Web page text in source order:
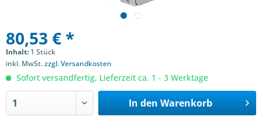
80,53 € *
Inhalt: 1 Stück
inkl. MwSt.zzgl. Versandkosten
Sofort versandfertig, Lieferzeit ca. 1 - 3 Werktage
In den Warenkorb